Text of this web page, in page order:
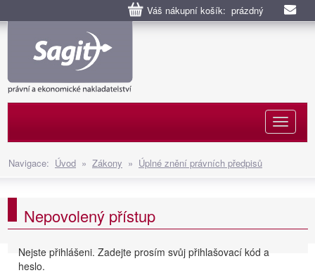
Váš nákupní košík: prázdný
Navigace: Úvod » Zákony » Úplné znění právních předpisů
Nepovolený přístup
Nejste přihlášeni. Zadejte prosím svůj přihlašovací kód a
heslo.